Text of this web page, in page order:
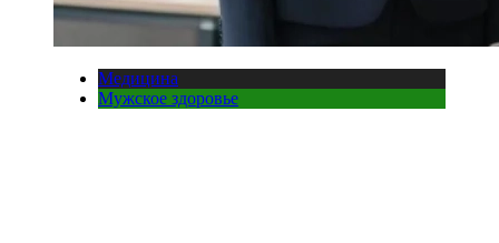
Медицина
Мужское здоровье